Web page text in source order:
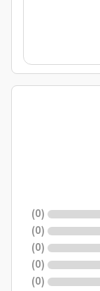
(
0
)
(
0
)
(
0
)
(
0
)
(
0
)